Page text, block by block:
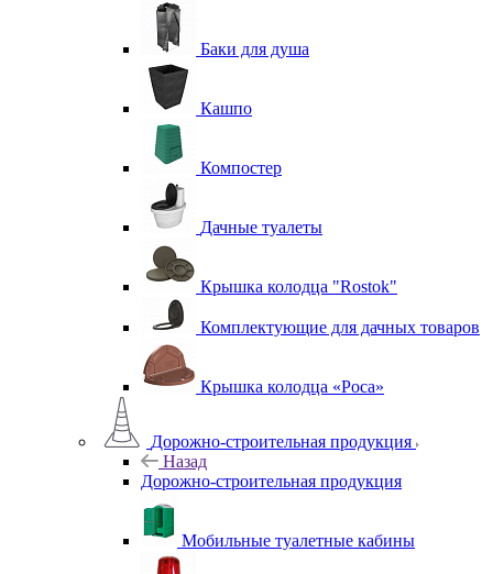
Баки для душа
Кашпо
Компостер
Дачные туалеты
Крышка колодца "Rostok"
Комплектующие для дачных товаров
Крышка колодца «Роса»
Дорожно-строительная продукция
Назад
Дорожно-строительная продукция
Мобильные туалетные кабины